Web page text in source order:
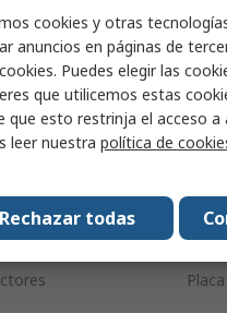
7.6A
Recta
cookies y otras
anuncios en páginas de
Puedes elegir las
que utilicemos estas
que esto restrinja el acceso
leer nuestra política de
Rechazar todas